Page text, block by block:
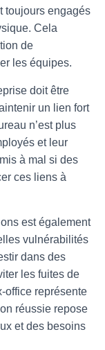
toujours engagés
Cela
de
les équipes.
doit être
un lien fort
n’est plus
et leur
à mal si des
ces liens à
est également
vulnérabilités
dans des
les fuites de
office représente
réussie repose
et des besoins